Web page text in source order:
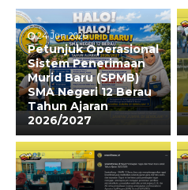
24 Jun 2026
Petunjuk Operasional
Sistem Penerimaan
Murid Baru (SPMB)
SMA Negeri 12 Berau
Tahun Ajaran
2026/2027